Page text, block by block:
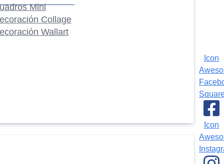
Mini
Collage
Wallart
Icon
Icon